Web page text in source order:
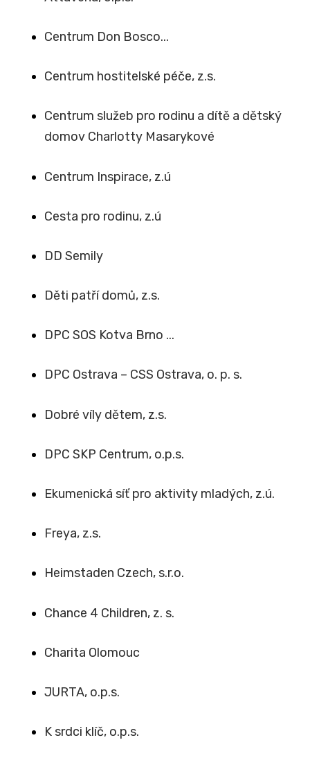
Centrum Don Bosco...
Centrum hostitelské péče, z.s.
Centrum služeb pro rodinu a dítě a dětský
domov Charlotty Masarykové
Centrum Inspirace, z.ú
Cesta pro rodinu, z.ú
DD Semily
Děti patří domů, z.s.
DPC SOS Kotva Brno ...
DPC Ostrava – CSS Ostrava, o. p. s.
Dobré víly dětem, z.s.
DPC SKP Centrum, o.p.s.
Ekumenická síť pro aktivity mladých, z.ú.
Freya, z.s.
Heimstaden Czech, s.r.o.
Chance 4 Children, z. s.
Charita Olomouc
JURTA, o.p.s.
K srdci klíč, o.p.s.